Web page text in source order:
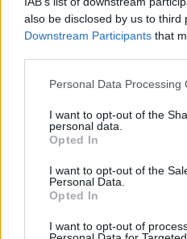
also be disclosed by us to third
Downstream Participants that
Please note that this website/
not limited to your visit or
grant or deny consent to
use your data for below
consent section.
Personal Data Processing
I want to opt-out of the
personal data.
Opted In
I want to opt-out of the
Personal Data.
Opted In
I want to opt-out of